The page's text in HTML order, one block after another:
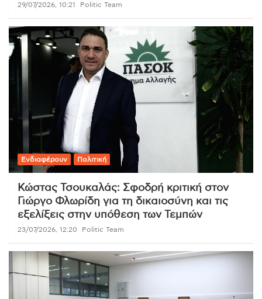
29/07/2026, 10:21 Politic Team
Ενδιαφέρουν Πολιτική
Κώστας Τσουκαλάς: Σφοδρή κριτική στον
Γιώργο Φλωρίδη για τη δικαιοσύνη και τις
εξελίξεις στην υπόθεση των Τεμπών
23/07/2026, 12:20 Politic Team